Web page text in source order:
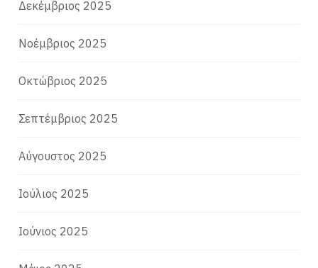
Δεκέμβριος 2025
Νοέμβριος 2025
Οκτώβριος 2025
Σεπτέμβριος 2025
Αύγουστος 2025
Ιούλιος 2025
Ιούνιος 2025